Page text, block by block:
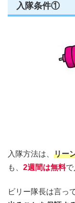
入隊条件①
入隊方法は、 リー
も、 2週間は無料で
ビリー隊長は言っ